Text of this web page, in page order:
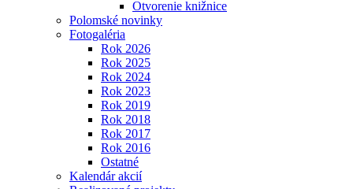
Otvorenie knižnice
Polomské novinky
Fotogaléria
Rok 2026
Rok 2025
Rok 2024
Rok 2023
Rok 2019
Rok 2018
Rok 2017
Rok 2016
Ostatné
Kalendár akcií